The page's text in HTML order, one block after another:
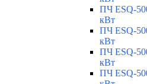
ПЧ ESQ-
кВт
ПЧ ESQ-
кВт
ПЧ ESQ-
кВт
ПЧ ESQ-